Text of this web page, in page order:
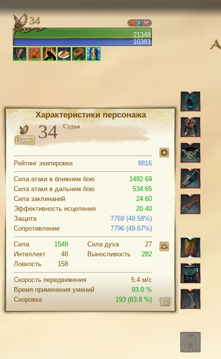
21348
10383
34
Характеристики персонажа
Судья
Рейтинг экипировки 8816
Сила атаки в ближнем бою
1492.69
Сила атаки в дальнем бою
534.65
Сила заклинаний
24.60
Эффективность исцеления
20.40
Защита
7769 (49.58%)
Сопротивление
7796 (49.67%)
Сила
1548
Интеллект
48
Ловкость
158
Cила духа
27
Выносливость
282
Скорость передвижения
5.4 м/с
Время применения умений
93.0 %
Сноровка
(83.8 %)
193